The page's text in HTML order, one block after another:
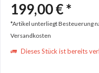
199,00 € *
*Artikel unterliegt Besteuerung
Versandkosten
Dieses Stück ist bereits